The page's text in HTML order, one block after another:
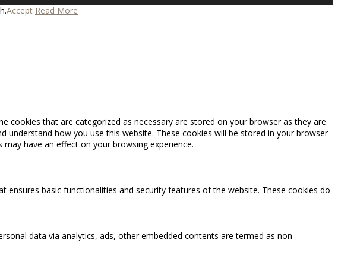
Accept Read More
cookies that are categorized as necessary are stored on your browser as they are
how you use this website. These cookies will be stored in your browser
have an effect on your browsing experience.
basic functionalities and security features of the website. These cookies do
data via analytics, ads, other embedded contents are termed as non-